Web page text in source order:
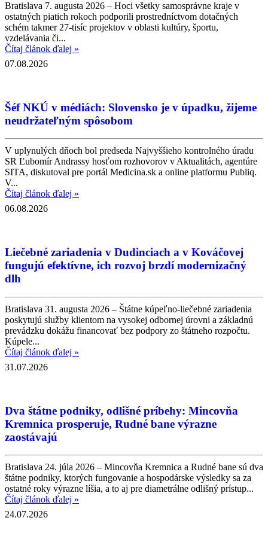
Bratislava 7. augusta 2026 – Hoci všetky samosprávne kraje v
ostatných piatich rokoch podporili prostredníctvom dotačných
schém takmer 27-tisíc projektov v oblasti kultúry, športu,
vzdelávania či...
Čítaj článok ďalej »
07.08.2026
Šéf NKÚ v médiách: Slovensko je v úpadku, žijeme
neudržateľným spôsobom
V uplynulých dňoch bol predseda Najvyššieho kontrolného úradu
SR Ľubomír Andrassy hosťom rozhovorov v Aktualitách, agentúre
SITA, diskutoval pre portál Medicina.sk a online platformu Publiq.
V...
Čítaj článok ďalej »
06.08.2026
Liečebné zariadenia v Dudinciach a v Kováčovej
fungujú efektívne, ich rozvoj brzdí modernizačný
dlh
Bratislava 31. augusta 2026 – Štátne kúpeľno-liečebné zariadenia
poskytujú služby klientom na vysokej odbornej úrovni a základnú
prevádzku dokážu financovať bez podpory zo štátneho rozpočtu.
Kúpele...
Čítaj článok ďalej »
31.07.2026
Dva štátne podniky, odlišné príbehy: Mincovňa
Kremnica prosperuje, Rudné bane výrazne
zaostávajú
Bratislava 24. júla 2026 – Mincovňa Kremnica a Rudné bane sú dva
štátne podniky, ktorých fungovanie a hospodárske výsledky sa za
ostatné roky výrazne líšia, a to aj pre diametrálne odlišný prístup...
Čítaj článok ďalej »
24.07.2026